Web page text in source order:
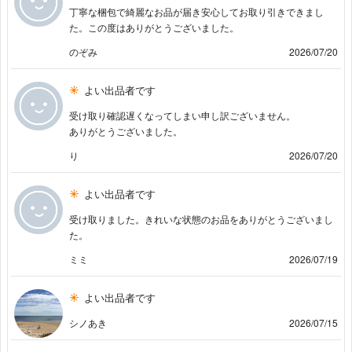
丁寧な梱包で綺麗なお品が届き安心してお取り引きできまし
た。この度はありがとうございました。
のぞみ
2026/07/20
よい出品者です
受け取り確認遅くなってしまい申し訳ございません。
ありがとうございました。
り
2026/07/20
よい出品者です
受け取りました。きれいな状態のお品をありがとうございまし
た。
ミミ
2026/07/19
よい出品者です
シノあき 2026/07/15